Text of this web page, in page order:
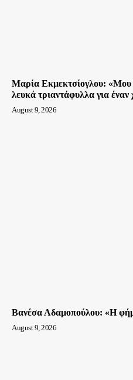
Μαρία Εκμεκτσίογλου: «Mου
λευκά τριαντάφυλλα για έναν
August 9, 2026
Βανέσα Αδαμοπούλου: «Η
August 9, 2026